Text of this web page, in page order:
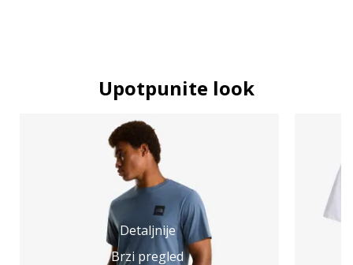
Upotpunite look
Detaljnije
Brzi pregled